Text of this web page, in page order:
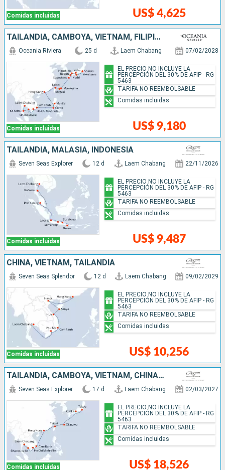
Comidas incluidas US$ 4,625
TAILANDIA, CAMBOYA, VIETNAM, FILIPINAS, CHINA, TAIWÁN, JAPÓN
Comidas incluidas
Oceania Riviera 25 d Laem Chabang 07/02/2028
US$ 9,180
EL PRECIO NO INCLUYE LA
PERCEPCIÓN DEL 30% DE AFIP - RG
5463
TARIFA NO REEMBOLSABLE
Comidas incluidas
TAILANDIA, MALASIA, INDONESIA
Comidas incluidas
Seven Seas Explorer 12 d Laem Chabang 22/11/2026
US$ 9,487
EL PRECIO NO INCLUYE LA
PERCEPCIÓN DEL 30% DE AFIP - RG
5463
TARIFA NO REEMBOLSABLE
Comidas incluidas
CHINA, VIETNAM, TAILANDIA
Comidas incluidas
Seven Seas Splendor 12 d Laem Chabang 09/02/2029
US$ 10,256
EL PRECIO NO INCLUYE LA
PERCEPCIÓN DEL 30% DE AFIP - RG
5463
TARIFA NO REEMBOLSABLE
Comidas incluidas
TAILANDIA, CAMBOYA, VIETNAM, CHINA, TAIWÁN, JAPÓN
Comidas incluidas
Seven Seas Explorer 17 d Laem Chabang 02/03/2027
US$ 18,526
EL PRECIO NO INCLUYE LA
PERCEPCIÓN DEL 30% DE AFIP - RG
5463
TARIFA NO REEMBOLSABLE
Comidas incluidas